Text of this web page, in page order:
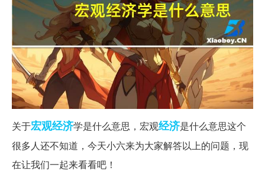
关于宏观经济学是什么意思，宏观经济是什么意思这个
很多人还不知道，今天小六来为大家解答以上的问题，现
在让我们一起来看看吧！